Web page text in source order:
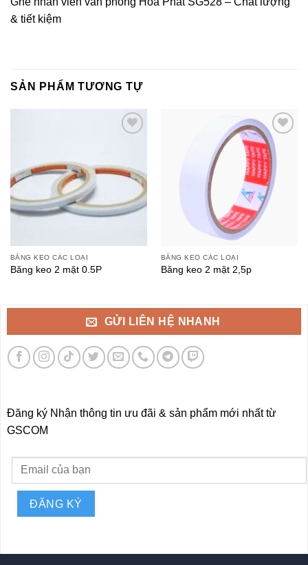
& tiết kiệm
SẢN PHẨM TƯƠNG TỰ
BĂNG KEO CÁC LOẠI
Băng keo 2 mặt 0.5P
BĂNG KEO CÁC LOẠI
Băng keo 2 mặt 2,5p
GỬI LIÊN HỆ NHANH
Đăng ký Nhận thông tin ưu đãi & sản phẩm mới nhất từ
GSCOM